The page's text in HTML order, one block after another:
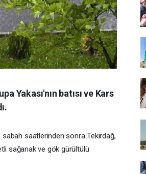
Yakası'nın batısı ve Kars
saatlerinden sonra Tekirdağ,
sağanak ve gök gürültülü